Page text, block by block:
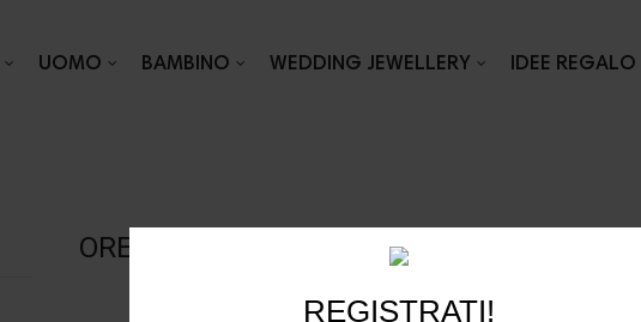
UOMO BAMBINO WEDDING JEWELLERY IDEE REGALO
ORECCHINI
REGISTRATI!